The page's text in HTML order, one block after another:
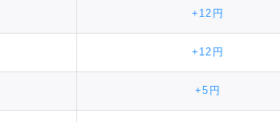
+12円
+12円
+5円